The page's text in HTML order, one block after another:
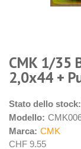
CMK 1/35
2,0x44 +
Stato dello stock:
Modello:
Marca: CMK
CHF 9.55